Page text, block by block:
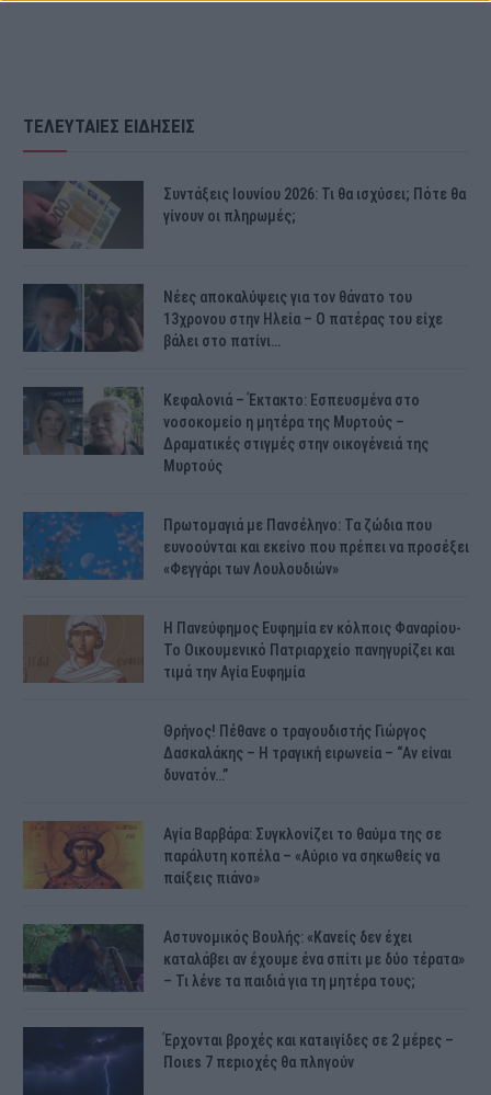
ΤΕΛΕΥΤΑΙΕΣ ΕΙΔΗΣΕΙΣ
Συντάξεις Ιουνίου 2026: Τι θα ισχύσει; Πότε θα
γίνουν οι πληρωμές;
Νέες αποκαλύψεις για τον θάνατο του
13χρονου στην Ηλεία – Ο πατέρας του είχε
βάλει στο πατίνι…
Κεφαλονιά – Έκτακτο: Εσπευσμένα στο
νοσοκομείο η μητέρα της Μυρτούς –
Δραματικές στιγμές στην οικογένειά της
Μυρτούς
Πρωτομαγιά με Πανσέληνο: Τα ζώδια που
ευνοούνται και εκείνο που πρέπει να προσέξει
«Φεγγάρι των Λουλουδιών»
H Πανεύφημος Ευφημία εν κόλποις Φαναρίου-
Το Οικουμενικό Πατριαρχείο πανηγυρίζει και
τιμά την Αγία Ευφημία
Θρήνος! Πέθανε ο τραγουδιστής Γιώργος
Δασκαλάκης – Η τραγική ειρωνεία – “Αν είναι
δυνατόν…”
Αγία Βαρβάρα: Συγκλονίζει το θαύμα της σε
παράλυτη κοπέλα – «Αύριο να σηκωθείς να
παίξεις πιάνο»
Αστυνομικός Bουλής: «Κανείς δεν έχει
καταλάβει αν έχουμε ένα σπίτι με δύο τέρατα»
– Τι λένε τα παιδιά για τη μητέρα τους;
Έρχονται βροχές και κατaιγίδες σε 2 μέpες –
Ποιεs 7 πεpιοχές θα πλnγούν